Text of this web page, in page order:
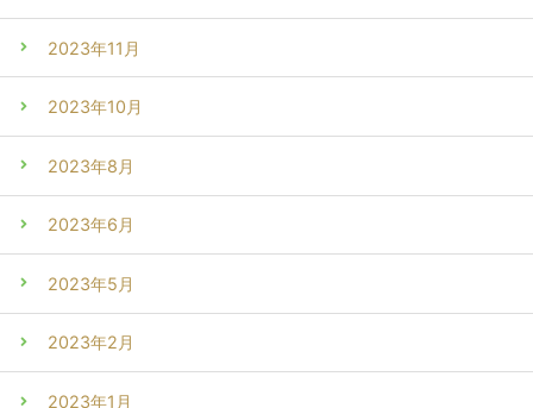
2023年11月
2023年10月
2023年8月
2023年6月
2023年5月
2023年2月
2023年1月